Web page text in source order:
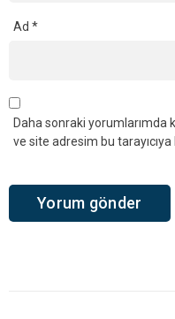
Ad *
Daha sonraki yorumlarımda
ve site adresim bu tarayıcıya